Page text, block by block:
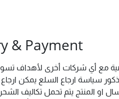
& Payment
مع أي شركات أخرى لأهداف
سياسة ارجاع السلع يمكن ارجاع
او المنتج يتم تحمل تكاليف